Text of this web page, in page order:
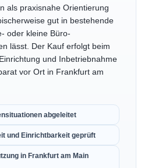
als praxisnahe Orientierung
gut in bestehende
oder kleine Büro-
lässt. Der Kauf erfolgt beim
und Inbetriebnahme
vor Ort in Frankfurt am
abgeleitet
und Einrichtbarkeit geprüft
in Frankfurt am Main